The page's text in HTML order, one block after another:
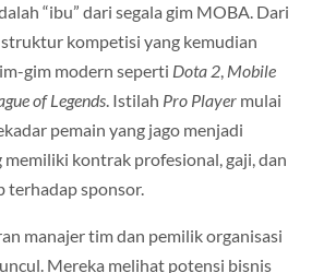
“ibu” dari segala gim MOBA. Dari
kompetisi yang kemudian
gim modern seperti Dota 2, Mobile
of Legends. Istilah Pro Playermulai
pemain yang jago menjadi
memiliki kontrak profesional, gaji, dan
terhadap sponsor.
manajer tim dan pemilik organisasi
Mereka melihat potensi bisnis